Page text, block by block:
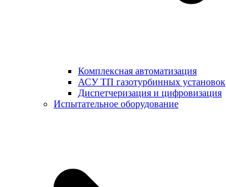
Комплексная автоматизация
АСУ ТП газотурбинных установок
Диспетчеризация и цифровизация
Испытательное оборудование